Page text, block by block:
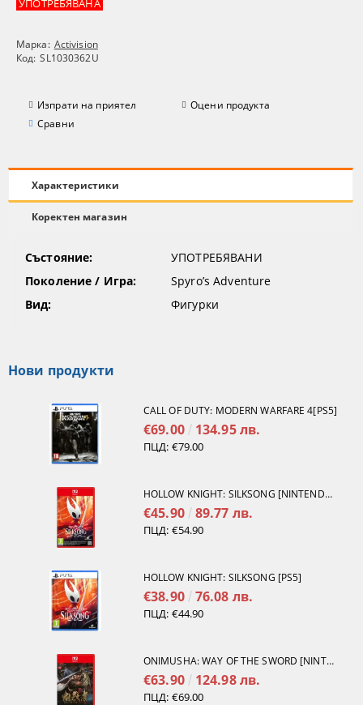
Марка: Activision
Код: SL1030362U
Изпрати на приятел
Оцени продукта
Сравни
Характеристики
Коректен магазин
Състояние:
УПОТРЕБЯВАНИ
Поколение / Игра:
Spyro’s Adventure
Вид:
Фигурки
Нови продукти
CALL OF DUTY: MODERN WARFARE 4[PS5]
€69.00 134.95 лв.
ПЦД: €79.00
HOLLOW KNIGHT: SILKSONG [NINTENDO SWITCH 2]
€45.90 89.77 лв.
ПЦД: €54.90
HOLLOW KNIGHT: SILKSONG [PS5]
€38.90 76.08 лв.
ПЦД: €44.90
ONIMUSHA: WAY OF THE SWORD [NINTENDO SWITCH 2]
€63.90 124.98 лв.
ПЦД: €69.00